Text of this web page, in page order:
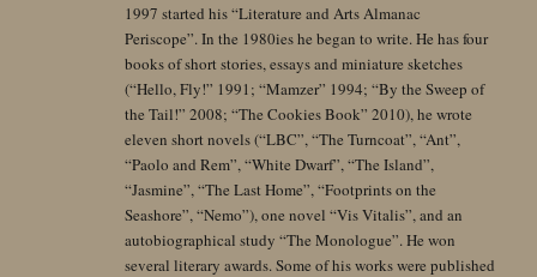
1997 started his “Literature and Arts Almanac
Periscope”. In the 1980ies he began to write. He has four
books of short stories, essays and miniature sketches
(“Hello, Fly!” 1991; “Mamzer” 1994; “By the Sweep of
the Tail!” 2008; “The Cookies Book” 2010), he wrote
eleven short novels (“LBC”, “The Turncoat”, “Ant”,
“Paolo and Rem”, “White Dwarf”, “The Island”,
“Jasmine”, “The Last Home”, “Footprints on the
Seashore”, “Nemo”), one novel “Vis Vitalis”, and an
autobiographical study “The Monologue”. He won
several literary awards. Some of his works were published